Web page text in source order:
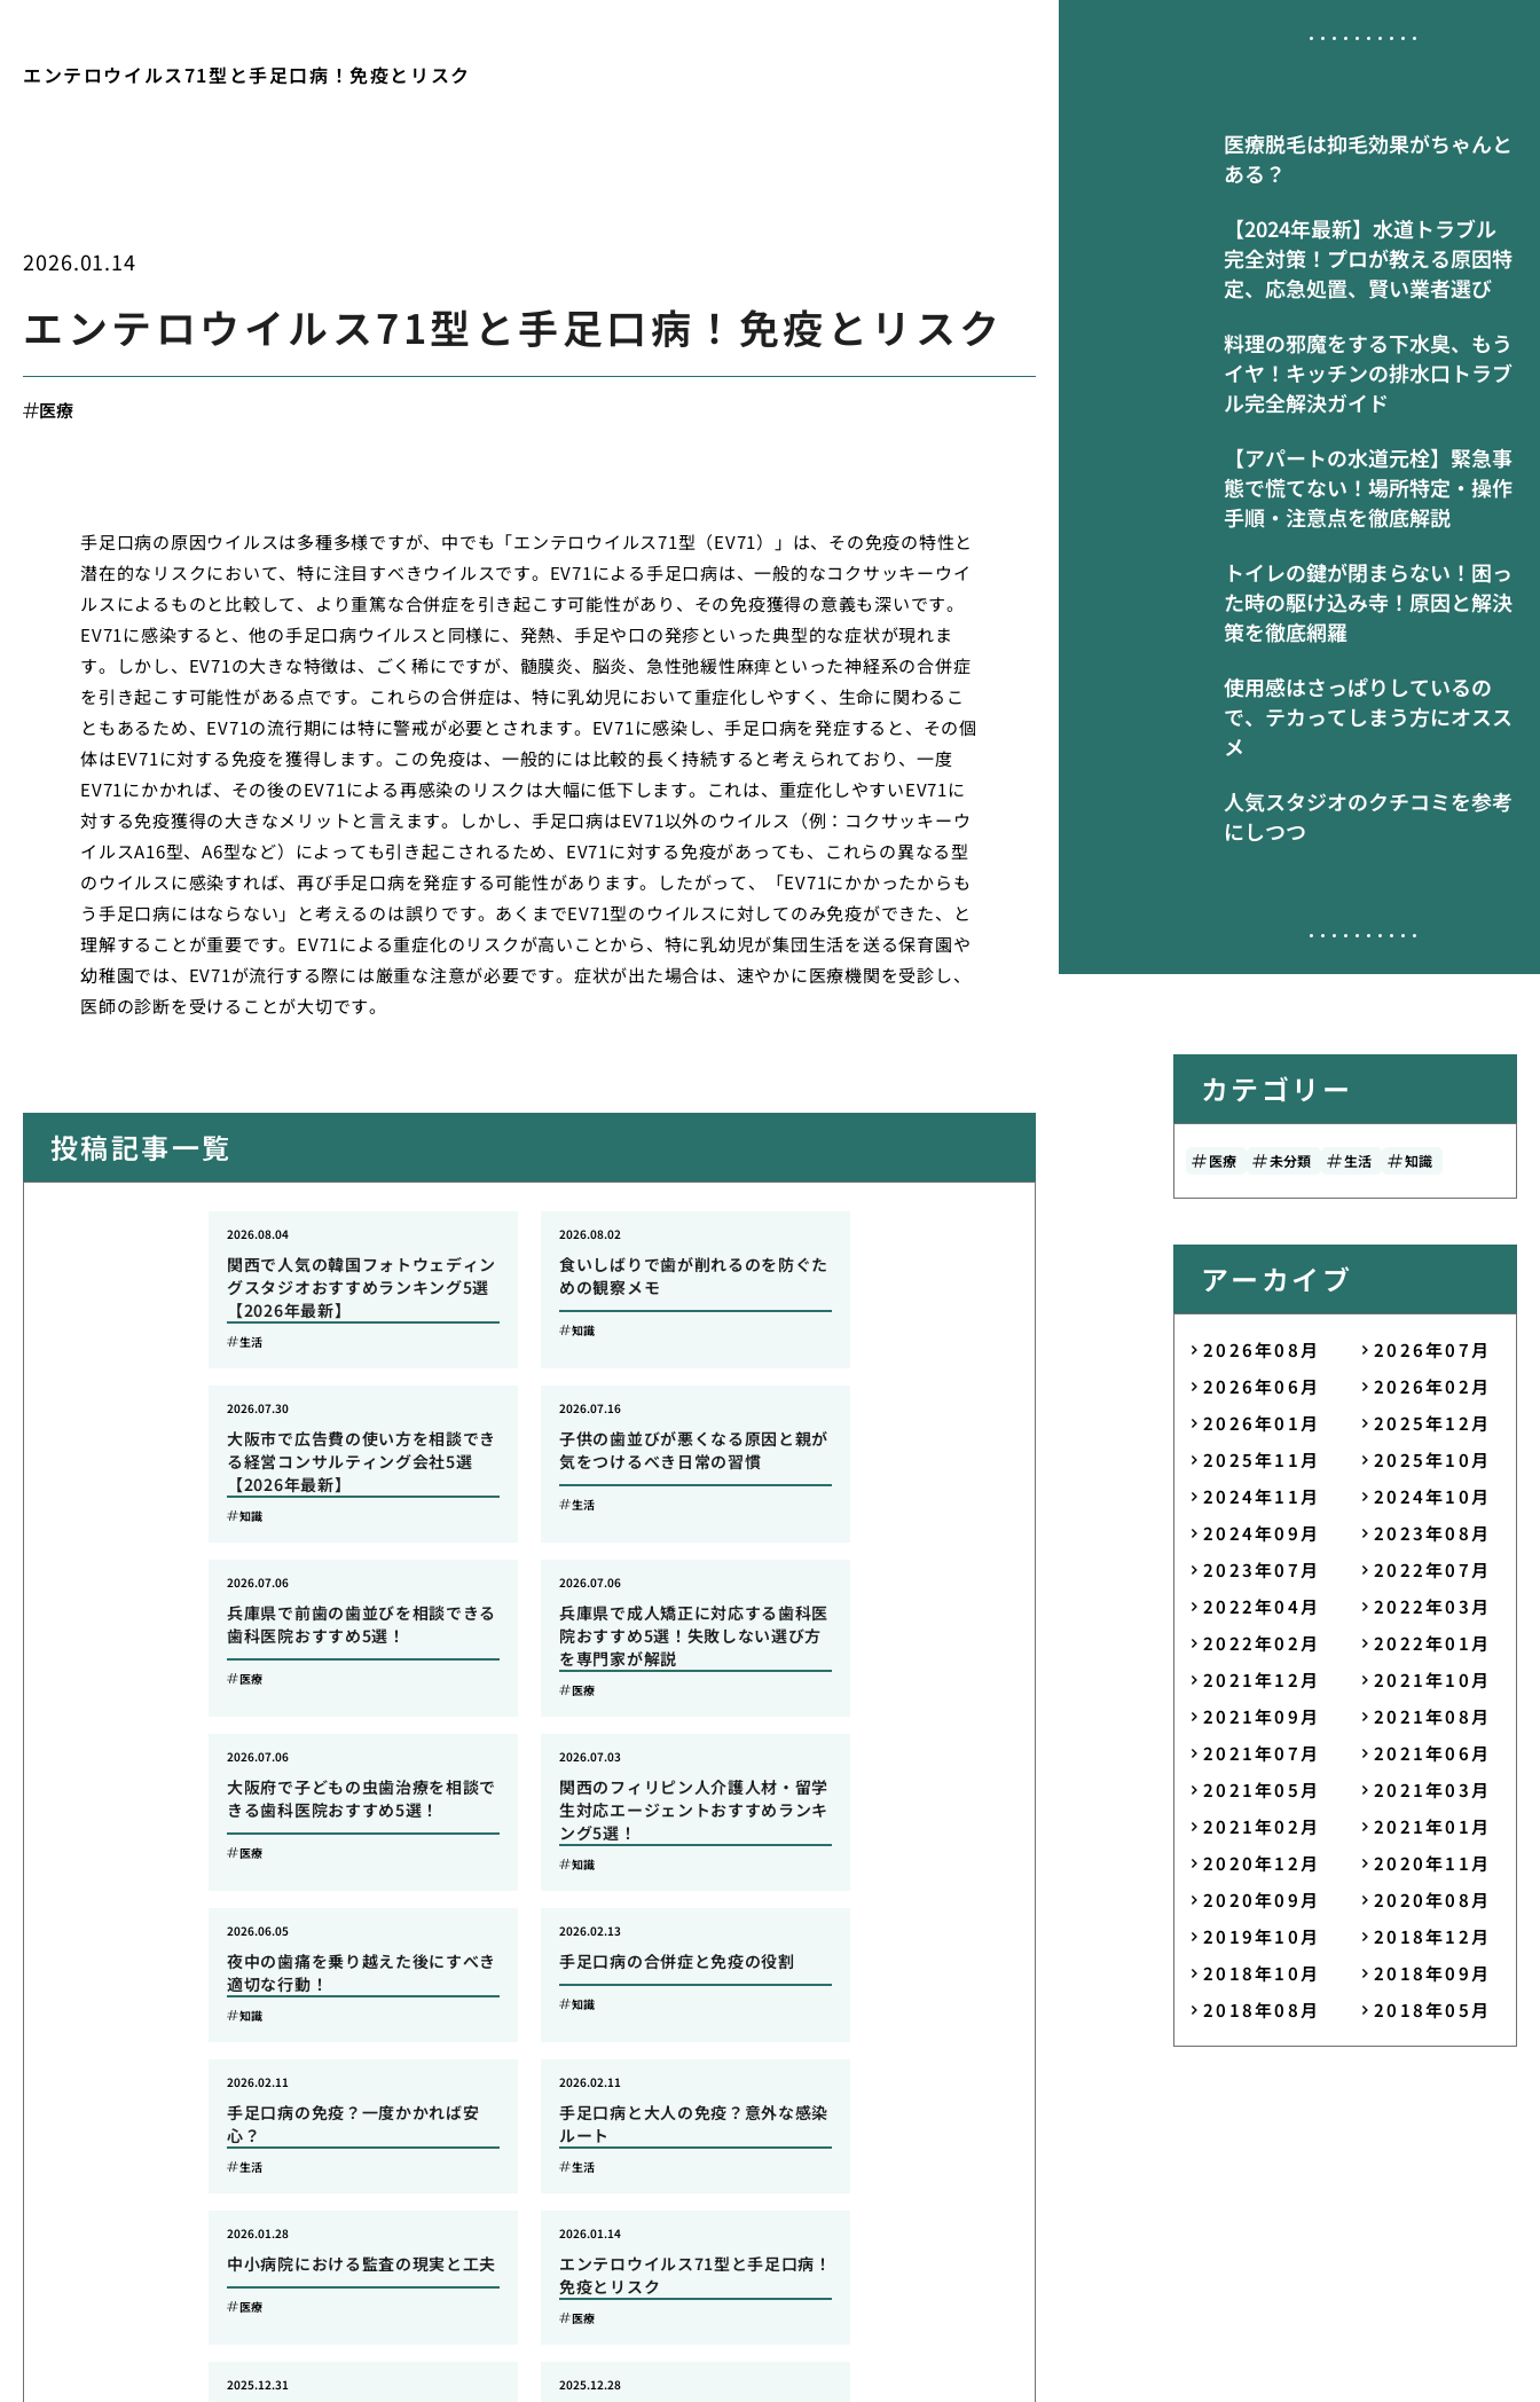
エンテロウイルス71型と手足口病！免疫とリスク
医療脱毛は抑毛効果がちゃんと
ある？
【2024年最新】水道トラブル
完全対策！プロが教える原因特
定、応急処置、賢い業者選び
料理の邪魔をする下水臭、もう
イヤ！キッチンの排水口トラブ
ル完全解決ガイド
【アパートの水道元栓】緊急事
態で慌てない！場所特定・操作
手順・注意点を徹底解説
トイレの鍵が閉まらない！困っ
た時の駆け込み寺！原因と解決
策を徹底網羅
使用感はさっぱりしているの
で、テカってしまう方にオスス
メ
人気スタジオのクチコミを参考
にしつつ
2026.01.14
エンテロウイルス71型と手足口病！免疫とリスク
医療
手足口病の原因ウイルスは多種多様ですが、中でも「エンテロウイルス71型（EV71）」は、その免疫の特性と
潜在的なリスクにおいて、特に注目すべきウイルスです。EV71による手足口病は、一般的なコクサッキーウイ
ルスによるものと比較して、より重篤な合併症を引き起こす可能性があり、その免疫獲得の意義も深いです。
EV71に感染すると、他の手足口病ウイルスと同様に、発熱、手足や口の発疹といった典型的な症状が現れま
す。しかし、EV71の大きな特徴は、ごく稀にですが、髄膜炎、脳炎、急性弛緩性麻痺といった神経系の合併症
を引き起こす可能性がある点です。これらの合併症は、特に乳幼児において重症化しやすく、生命に関わるこ
ともあるため、EV71の流行期には特に警戒が必要とされます。EV71に感染し、手足口病を発症すると、その個
体はEV71に対する免疫を獲得します。この免疫は、一般的には比較的長く持続すると考えられており、一度
EV71にかかれば、その後のEV71による再感染のリスクは大幅に低下します。これは、重症化しやすいEV71に
対する免疫獲得の大きなメリットと言えます。しかし、手足口病はEV71以外のウイルス（例：コクサッキーウ
イルスA16型、A6型など）によっても引き起こされるため、EV71に対する免疫があっても、これらの異なる型
のウイルスに感染すれば、再び手足口病を発症する可能性があります。したがって、「EV71にかかったからも
う手足口病にはならない」と考えるのは誤りです。あくまでEV71型のウイルスに対してのみ免疫ができた、と
理解することが重要です。EV71による重症化のリスクが高いことから、特に乳幼児が集団生活を送る保育園や
幼稚園では、EV71が流行する際には厳重な注意が必要です。症状が出た場合は、速やかに医療機関を受診し、
医師の診断を受けることが大切です。
投稿記事一覧
関西で人気の韓国フォトウェディン
グスタジオおすすめランキング5選
【2026年最新】
2026.08.04
生活
食いしばりで歯が削れるのを防ぐた
めの観察メモ
2026.08.02
知識
大阪市で広告費の使い方を相談でき
る経営コンサルティング会社5選
【2026年最新】
2026.07.30
知識
子供の歯並びが悪くなる原因と親が
気をつけるべき日常の習慣
2026.07.16
生活
兵庫県で前歯の歯並びを相談できる
歯科医院おすすめ5選！
2026.07.06
医療
兵庫県で成人矯正に対応する歯科医
院おすすめ5選！失敗しない選び方
を専門家が解説
2026.07.06
医療
大阪府で子どもの虫歯治療を相談で
きる歯科医院おすすめ5選！
2026.07.06
医療
関西のフィリピン人介護人材・留学
生対応エージェントおすすめランキ
ング5選！
2026.07.03
知識
夜中の歯痛を乗り越えた後にすべき
適切な行動！
2026.06.05
知識
手足口病の合併症と免疫の役割
2026.02.13
知識
手足口病の免疫？一度かかれば安
心？
2026.02.11
生活
手足口病と大人の免疫？意外な感染
ルート
2026.02.11
生活
中小病院における監査の現実と工夫
2026.01.28
医療
エンテロウイルス71型と手足口病！
免疫とリスク
2026.01.14
医療
2025.12.31 2025.12.28
カテゴリー
医療 未分類 生活 知識
アーカイブ
2026年08月
2026年07月
2026年06月
2026年02月
2026年01月
2025年12月
2025年11月
2025年10月
2024年11月
2024年10月
2024年09月
2023年08月
2023年07月
2022年07月
2022年04月
2022年03月
2022年02月
2022年01月
2021年12月
2021年10月
2021年09月
2021年08月
2021年07月
2021年06月
2021年05月
2021年03月
2021年02月
2021年01月
2020年12月
2020年11月
2020年09月
2020年08月
2019年10月
2018年12月
2018年10月
2018年09月
2018年08月
2018年05月